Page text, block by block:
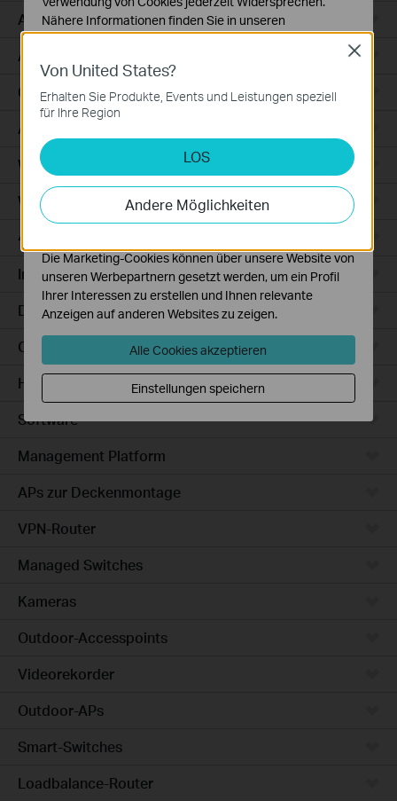
Access
Access Pro
GPON
Agile
Wired Gateways
WiFi Gateways
4G/5G WiFi Gateways
Integrated Gateways
DSL Gateways
Cloud-Based
Hardware
Software
Management Platform
APs zur Deckenmontage
VPN-Router
Managed Switches
Kameras
Outdoor-Accesspoints
Videorekorder
Outdoor-APs
Smart-Switches
Loadbalance-Router
Von United States?
Erhalten Sie Produkte, Events und Leistungen speziell
für Ihre Region
LOS
Andere Möglichkeiten
Close
Nähere Informationen finden Sie in unseren
Datenschutzhinweisen.
Notwendige Cookies
Diese Cookies sind zur Funktion der Website
erforderlich und können in Ihren Systemen nicht
Analyse- und Marketing-Cookies
Analyse-Cookies ermöglichen es uns, Ihre Aktivitäten
auf unserer Website zu analysieren, um die
Funktionsweise unserer Website zu verbessern und
Die Marketing-Cookies können über unsere Website von
unseren Werbepartnern gesetzt werden, um ein Profil
Ihrer Interessen zu erstellen und Ihnen relevante
Anzeigen auf anderen Websites zu zeigen.
Alle Cookies akzeptieren
Einstellungen speichern